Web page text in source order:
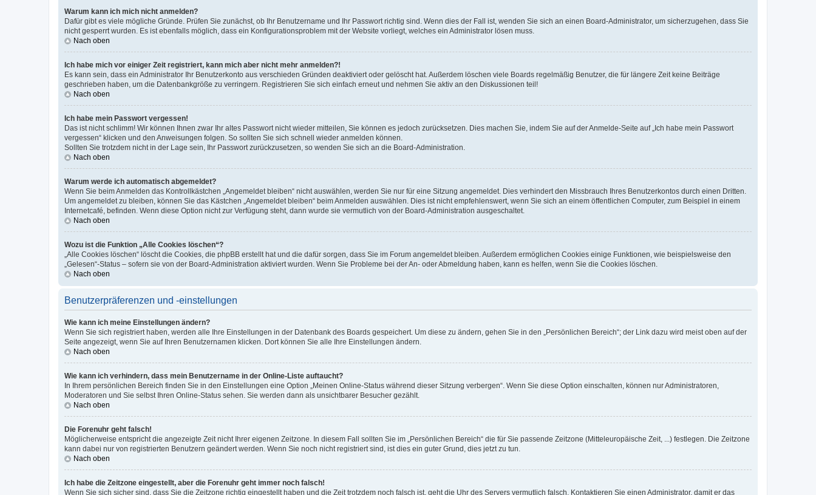
Warum kann ich mich nicht anmelden?
Dafür gibt es viele mögliche Gründe. Prüfen Sie zunächst, ob Ihr Benutzername und Ihr Passwort richtig sind. Wenn dies der Fall ist, wenden Sie sich an einen Board-Administrator, um sicherzugehen, dass Sie
nicht gesperrt wurden. Es ist ebenfalls möglich, dass ein Konfigurationsproblem mit der Website vorliegt, welches ein Administrator lösen muss.
Nach oben
Ich habe mich vor einiger Zeit registriert, kann mich aber nicht mehr anmelden?!
Es kann sein, dass ein Administrator Ihr Benutzerkonto aus verschieden Gründen deaktiviert oder gelöscht hat. Außerdem löschen viele Boards regelmäßig Benutzer, die für längere Zeit keine Beiträge
geschrieben haben, um die Datenbankgröße zu verringern. Registrieren Sie sich einfach erneut und nehmen Sie aktiv an den Diskussionen teil!
Nach oben
Ich habe mein Passwort vergessen!
Das ist nicht schlimm! Wir können Ihnen zwar Ihr altes Passwort nicht wieder mitteilen, Sie können es jedoch zurücksetzen. Dies machen Sie, indem Sie auf der Anmelde-Seite auf „Ich habe mein Passwort
vergessen“ klicken und den Anweisungen folgen. So sollten Sie sich schnell wieder anmelden können.
Sollten Sie trotzdem nicht in der Lage sein, Ihr Passwort zurückzusetzen, so wenden Sie sich an die Board-Administration.
Nach oben
Warum werde ich automatisch abgemeldet?
Wenn Sie beim Anmelden das Kontrollkästchen „Angemeldet bleiben“ nicht auswählen, werden Sie nur für eine Sitzung angemeldet. Dies verhindert den Missbrauch Ihres Benutzerkontos durch einen Dritten.
Um angemeldet zu bleiben, können Sie das Kästchen „Angemeldet bleiben“ beim Anmelden auswählen. Dies ist nicht empfehlenswert, wenn Sie sich an einem öffentlichen Computer, zum Beispiel in einem
Internetcafé, befinden. Wenn diese Option nicht zur Verfügung steht, dann wurde sie vermutlich von der Board-Administration ausgeschaltet.
Nach oben
Wozu ist die Funktion „Alle Cookies löschen“?
„Alle Cookies löschen“ löscht die Cookies, die phpBB erstellt hat und die dafür sorgen, dass Sie im Forum angemeldet bleiben. Außerdem ermöglichen Cookies einige Funktionen, wie beispielsweise den
„Gelesen“-Status – sofern sie von der Board-Administration aktiviert wurden. Wenn Sie Probleme bei der An- oder Abmeldung haben, kann es helfen, wenn Sie die Cookies löschen.
Nach oben
Benutzerpräferenzen und -einstellungen
Wie kann ich meine Einstellungen ändern?
Wenn Sie sich registriert haben, werden alle Ihre Einstellungen in der Datenbank des Boards gespeichert. Um diese zu ändern, gehen Sie in den „Persönlichen Bereich“; der Link dazu wird meist oben auf der
Seite angezeigt, wenn Sie auf Ihren Benutzernamen klicken. Dort können Sie alle Ihre Einstellungen ändern.
Nach oben
Wie kann ich verhindern, dass mein Benutzername in der Online-Liste auftaucht?
In Ihrem persönlichen Bereich finden Sie in den Einstellungen eine Option „Meinen Online-Status während dieser Sitzung verbergen“. Wenn Sie diese Option einschalten, können nur Administratoren,
Moderatoren und Sie selbst Ihren Online-Status sehen. Sie werden dann als unsichtbarer Besucher gezählt.
Nach oben
Die Forenuhr geht falsch!
Möglicherweise entspricht die angezeigte Zeit nicht Ihrer eigenen Zeitzone. In diesem Fall sollten Sie im „Persönlichen Bereich“ die für Sie passende Zeitzone (Mitteleuropäische Zeit, ...) festlegen. Die Zeitzone
kann dabei nur von registrierten Benutzern geändert werden. Wenn Sie noch nicht registriert sind, ist dies ein guter Grund, dies jetzt zu tun.
Nach oben
Ich habe die Zeitzone eingestellt, aber die Forenuhr geht immer noch falsch!
Wenn Sie sich sicher sind, dass Sie die Zeitzone richtig eingestellt haben und die Zeit trotzdem noch falsch ist, geht die Uhr des Servers vermutlich falsch. Kontaktieren Sie einen Administrator, damit er das